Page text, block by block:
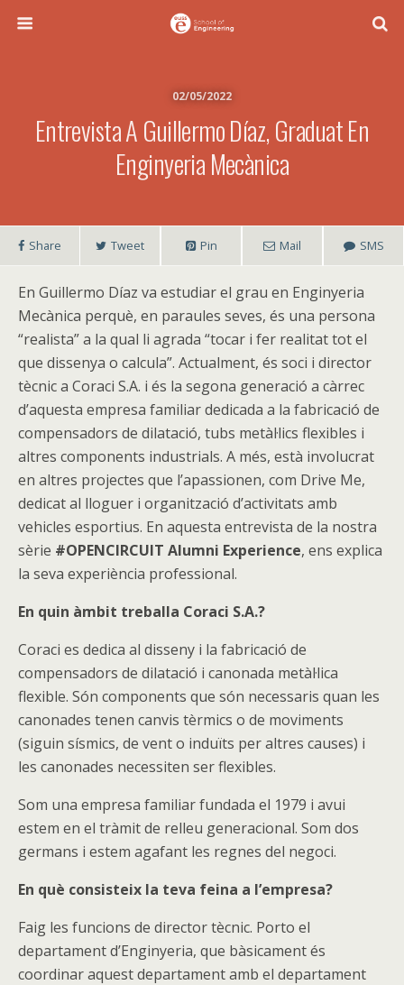
02/05/2022
Entrevista A Guillermo Díaz, Graduat En
Enginyeria Mecànica
Share Tweet Pin Mail SMS
En Guillermo Díaz va estudiar el grau en Enginyeria
Mecànica perquè, en paraules seves, és una persona
“realista” a la qual li agrada “tocar i fer realitat tot el
que dissenya o calcula”. Actualment, és soci i director
tècnic a Coraci S.A. i és la segona generació a càrrec
d’aquesta empresa familiar dedicada a la fabricació de
compensadors de dilatació, tubs metàl·lics flexibles i
altres components industrials. A més, està involucrat
en altres projectes que l’apassionen, com Drive Me,
dedicat al lloguer i organització d’activitats amb
vehicles esportius. En aquesta entrevista de la nostra
sèrie #OPENCIRCUIT Alumni Experience, ens explica
la seva experiència professional.
En quin àmbit treballa Coraci S.A.?
Coraci es dedica al disseny i la fabricació de
compensadors de dilatació i canonada metàl·lica
flexible. Són components que són necessaris quan les
canonades tenen canvis tèrmics o de moviments
(siguin sísmics, de vent o induïts per altres causes) i
les canonades necessiten ser flexibles.
Som una empresa familiar fundada el 1979 i avui
estem en el tràmit de relleu generacional. Som dos
germans i estem agafant les regnes del negoci.
En què consisteix la teva feina a l’empresa?
Faig les funcions de director tècnic. Porto el
departament d’Enginyeria, que bàsicament és
coordinar aquest departament amb el departament